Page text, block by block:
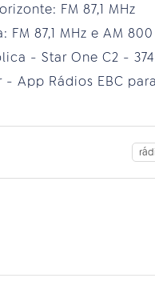
FM 87,1 MHz
FM 87,1 MHz e AM
- Star One C2 -
- App Rádios EBC